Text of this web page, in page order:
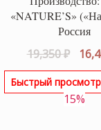
«NATURE’S»
Россия
19,350₽
цена
Быстрый просмотр
15%